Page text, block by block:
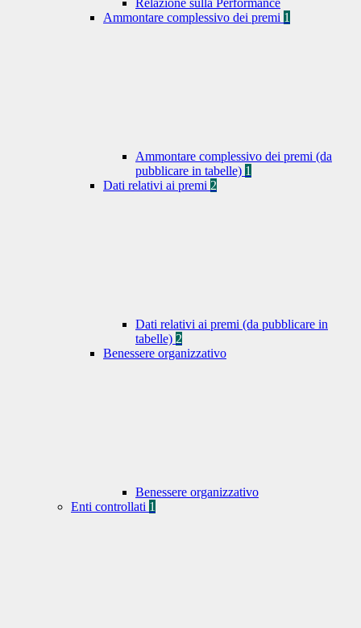
Relazione sulla Performance
Ammontare complessivo dei premi 1
Ammontare complessivo dei premi (da
pubblicare in tabelle) 1
Dati relativi ai premi 2
Dati relativi ai premi (da pubblicare in
tabelle) 2
Benessere organizzativo
Benessere organizzativo
Enti controllati 1